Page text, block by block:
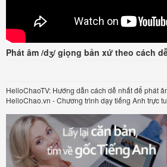
Phát âm /dʒ/ giọng bản xứ theo cách
HelloChaoTV: Hướng dẫn cách dễ nhất để phát
HelloChao.vn - Chương trình dạy tiếng Anh trực